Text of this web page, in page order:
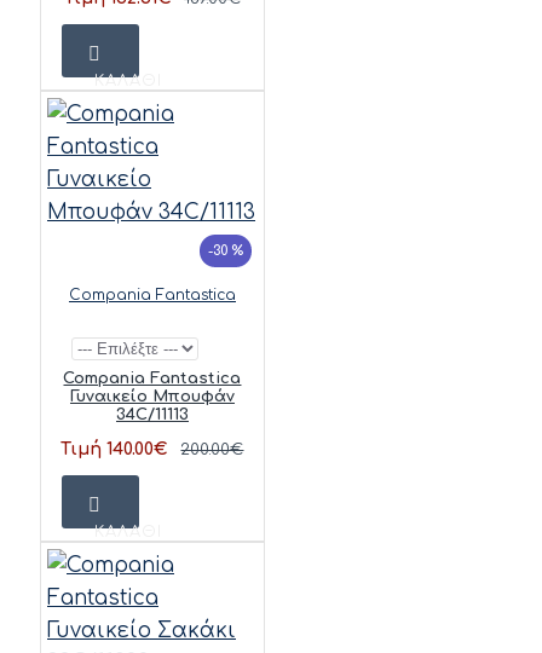
ΚΑΛΆΘΙ
-30 %
Compania Fantastica
Compania Fantastica
Γυναικείο Μπουφάν
34C/11113
Τιμή 140.00€ 200.00€
ΚΑΛΆΘΙ